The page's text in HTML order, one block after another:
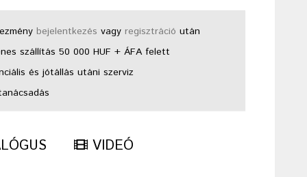
bejelentkezés vagyregisztráció után
szállítás 50 000 HUF + ÁFA felett
és jótállás utáni szerviz
VIDEÓ